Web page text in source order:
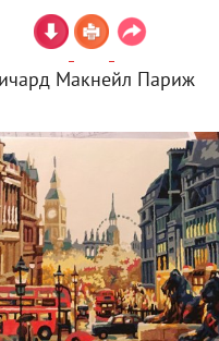
Макнейл Париж